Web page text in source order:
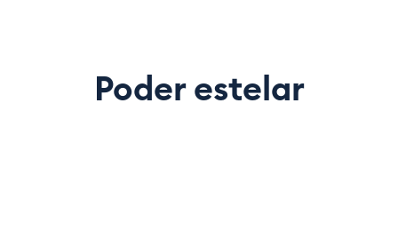
Poder estelar